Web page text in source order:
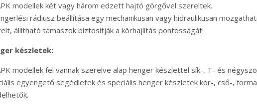
modellek két vagy három edzett hajtó görgővel szereltek.
rádiusz beállítása egy mechanikusan vagy hidraulikusan
állítható támaszok biztosítják a körhajlítás pontosságát.
készletek:
modellek fel vannak szerelve alap henger készlettel sík-, T- és
egyengető segédletek és speciális henger készletek kör-, cső-,